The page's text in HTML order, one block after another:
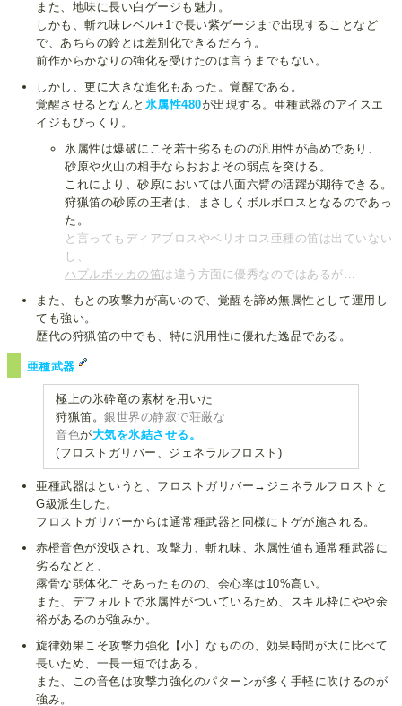
また、地味に長い白ゲージも魅力。
しかも、斬れ味レベル+1で長い紫ゲージまで出現することなど
で、あちらの鈴とは差別化できるだろう。
前作からかなりの強化を受けたのは言うまでもない。
しかし、更に大きな進化もあった。覚醒である。
覚醒させるとなんと 氷属性480が出現する。亜種武器のアイスエ
イジもびっくり。
氷属性は爆破にこそ若干劣るものの汎用性が高めであり、
砂原や火山の相手ならおおよその弱点を突ける。
これにより、砂原においては八面六臂の活躍が期待できる。
狩猟笛の砂原の王者は、まさしくボルボロスとなるのであっ
た。
と言ってもディアブロスやベリオロス亜種の笛は出ていない
し、
ハプルボッカの笛は違う方面に優秀なのではあるが…
また、もとの攻撃力が高いので、覚醒を諦め無属性として運用し
ても強い。
歴代の狩猟笛の中でも、特に汎用性に優れた逸品である。
亜種武器
極上の氷砕竜の素材を用いた
狩猟笛。銀世界の静寂で荘厳な
音色が大気を氷結させる。
(フロストガリバー、ジェネラルフロスト)
亜種武器はというと、フロストガリバー→ジェネラルフロストと
G級派生した。
フロストガリバーからは通常種武器と同様にトゲが施される。
赤橙音色が没収され、攻撃力、斬れ味、氷属性値も通常種武器に
劣るなどと、
露骨な弱体化こそあったものの、会心率は10%高い。
また、デフォルトで氷属性がついているため、スキル枠にやや余
裕があるのが強みか。
旋律効果こそ攻撃力強化【小】なものの、効果時間が大に比べて
長いため、一長一短ではある。
また、この音色は攻撃力強化のパターンが多く手軽に吹けるのが
強み。